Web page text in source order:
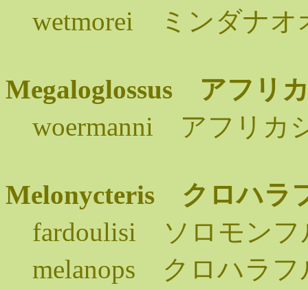
wetmorei ミンダナオ
Megaloglossus アフリ
woermanni アフリカ
Melonycteris クロハラ
fardoulisi ソロモンフ
melanops クロハラフ